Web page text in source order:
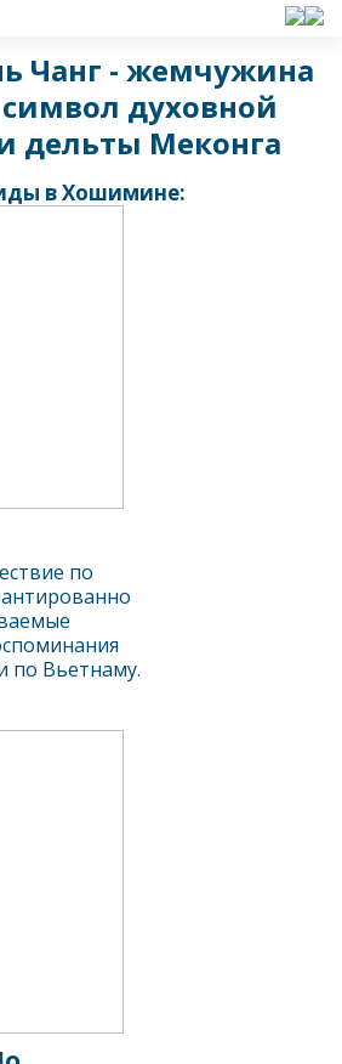
Чанг - жемчужина
духовной
дельты Меконга
в Хошимине:
по
по Вьетнаму.